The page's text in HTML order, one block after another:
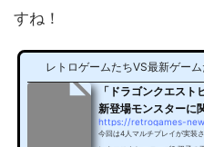
すね！
レトロゲームたちVS最新ゲーム
「ドラゴンクエスト
新登場モンスターに
https://retrogames-
今回は4人マルチプレイが実装